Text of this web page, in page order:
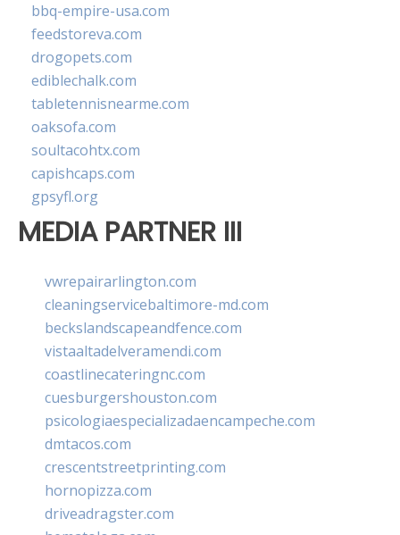
bbq-empire-usa.com
feedstoreva.com
drogopets.com
ediblechalk.com
tabletennisnearme.com
oaksofa.com
soultacohtx.com
capishcaps.com
gpsyfl.org
MEDIA PARTNER III
vwrepairarlington.com
cleaningservicebaltimore-md.com
beckslandscapeandfence.com
vistaaltadelveramendi.com
coastlinecateringnc.com
cuesburgershouston.com
psicologiaespecializadaencampeche.com
dmtacos.com
crescentstreetprinting.com
hornopizza.com
driveadragster.com